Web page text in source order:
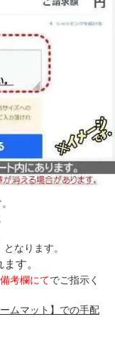
なります。
す。
考欄にてでご指示く
ムマット】での手配